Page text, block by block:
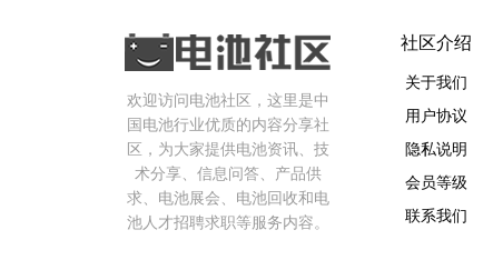
欢迎访问电池社区，这里是中
国电池行业优质的内容分享社
区，为大家提供电池资讯、技
术分享、信息问答、产品供
求、电池展会、电池回收和电
池人才招聘求职等服务内容。
社区介绍
关于我们
用户协议
隐私说明
会员等级
联系我们